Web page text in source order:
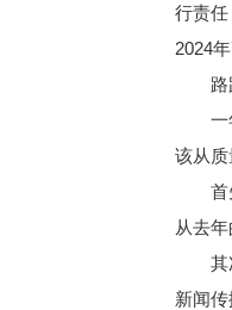
行责
2024
路跑
一年
该从
首先
从去
其次
新闻